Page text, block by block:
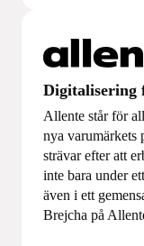
Digitalisering
Allente står för
nya varumärkets
strävar efter att
inte bara under
även i ett
Brejcha på